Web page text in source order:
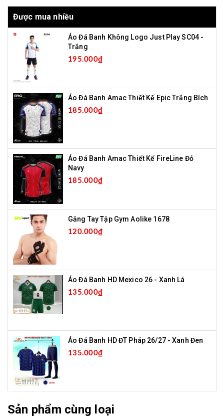
Được mua nhiều
Áo Đá Banh Không Logo Just Play SC04 -
Trắng
195.000₫
Áo Đá Banh Amac Thiết Kế Epic Trắng Bích
185.000₫
Áo Đá Banh Amac Thiết Kế FireLine Đỏ
Navy
185.000₫
Găng Tay Tập Gym Aolike 1678
120.000₫
Áo Đá Banh HD Mexico 26 - Xanh Lá
135.000₫
Áo Đá Banh HD ĐT Pháp 26/27 - Xanh Đen
135.000₫
Sản phẩm cùng loại